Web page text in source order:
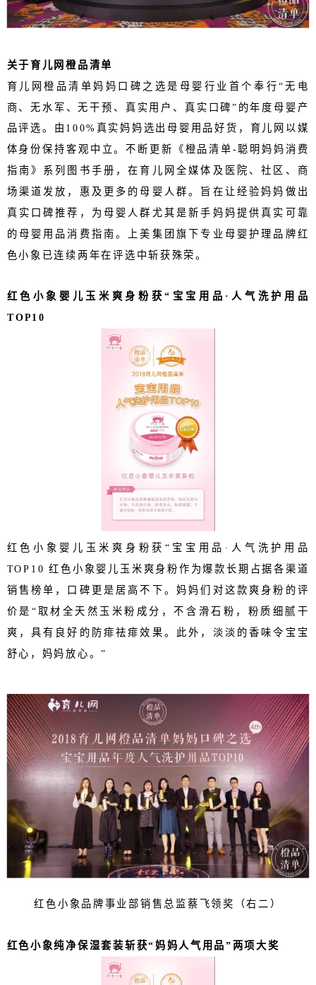
关于育儿网橙品清单
育儿网橙品清单妈妈口碑之选是母婴行业首个奉行“无电
商、无水军、无干预、真实用户、真实口碑”的年度母婴产
品评选。由100%真实妈妈选出母婴用品好货，育儿网以媒
体身份保持客观中立。不断更新《橙品清单-聪明妈妈消费
指南》系列图书手册，在育儿网全媒体及医院、社区、商
场渠道发放，惠及更多的母婴人群。旨在让经验妈妈做出
真实口碑推荐，为母婴人群尤其是新手妈妈提供真实可靠
的母婴用品消费指南。上美集团旗下专业母婴护理品牌红
色小象已连续两年在评选中斩获殊荣。
红色小象婴儿玉米爽身粉获“宝宝用品·人气洗护用品
TOP10
红色小象婴儿玉米爽身粉获 “宝宝用品·人气洗护用品
TOP10 红色小象婴儿玉米爽身粉作为爆款长期占据各渠道
销售榜单，口碑更是居高不下。妈妈们对这款爽身粉的评
价是“取材全天然玉米粉成分，不含滑石粉，粉质细腻干
爽，具有良好的防痱祛痱效果。此外，淡淡的香味令宝宝
舒心，妈妈放心。”
红色小象品牌事业部销售总监蔡飞领奖（右二）
红色小象纯净保湿套装斩获“妈妈人气用品”两项大奖